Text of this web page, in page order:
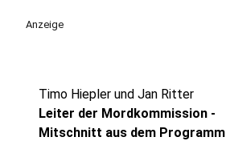
Anzeige
Timo Hiepler und Jan Ritter
Leiter der Mordkommission -
Mitschnitt aus dem Programm